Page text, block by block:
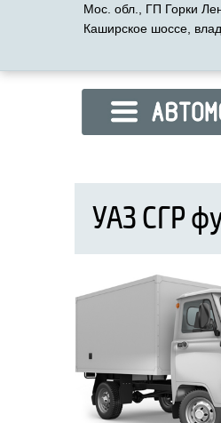
Мос. обл., ГП Горки
Каширское шоссе,
УАЗ СГР